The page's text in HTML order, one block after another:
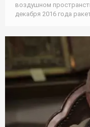
воздушном
декабря 2016 года